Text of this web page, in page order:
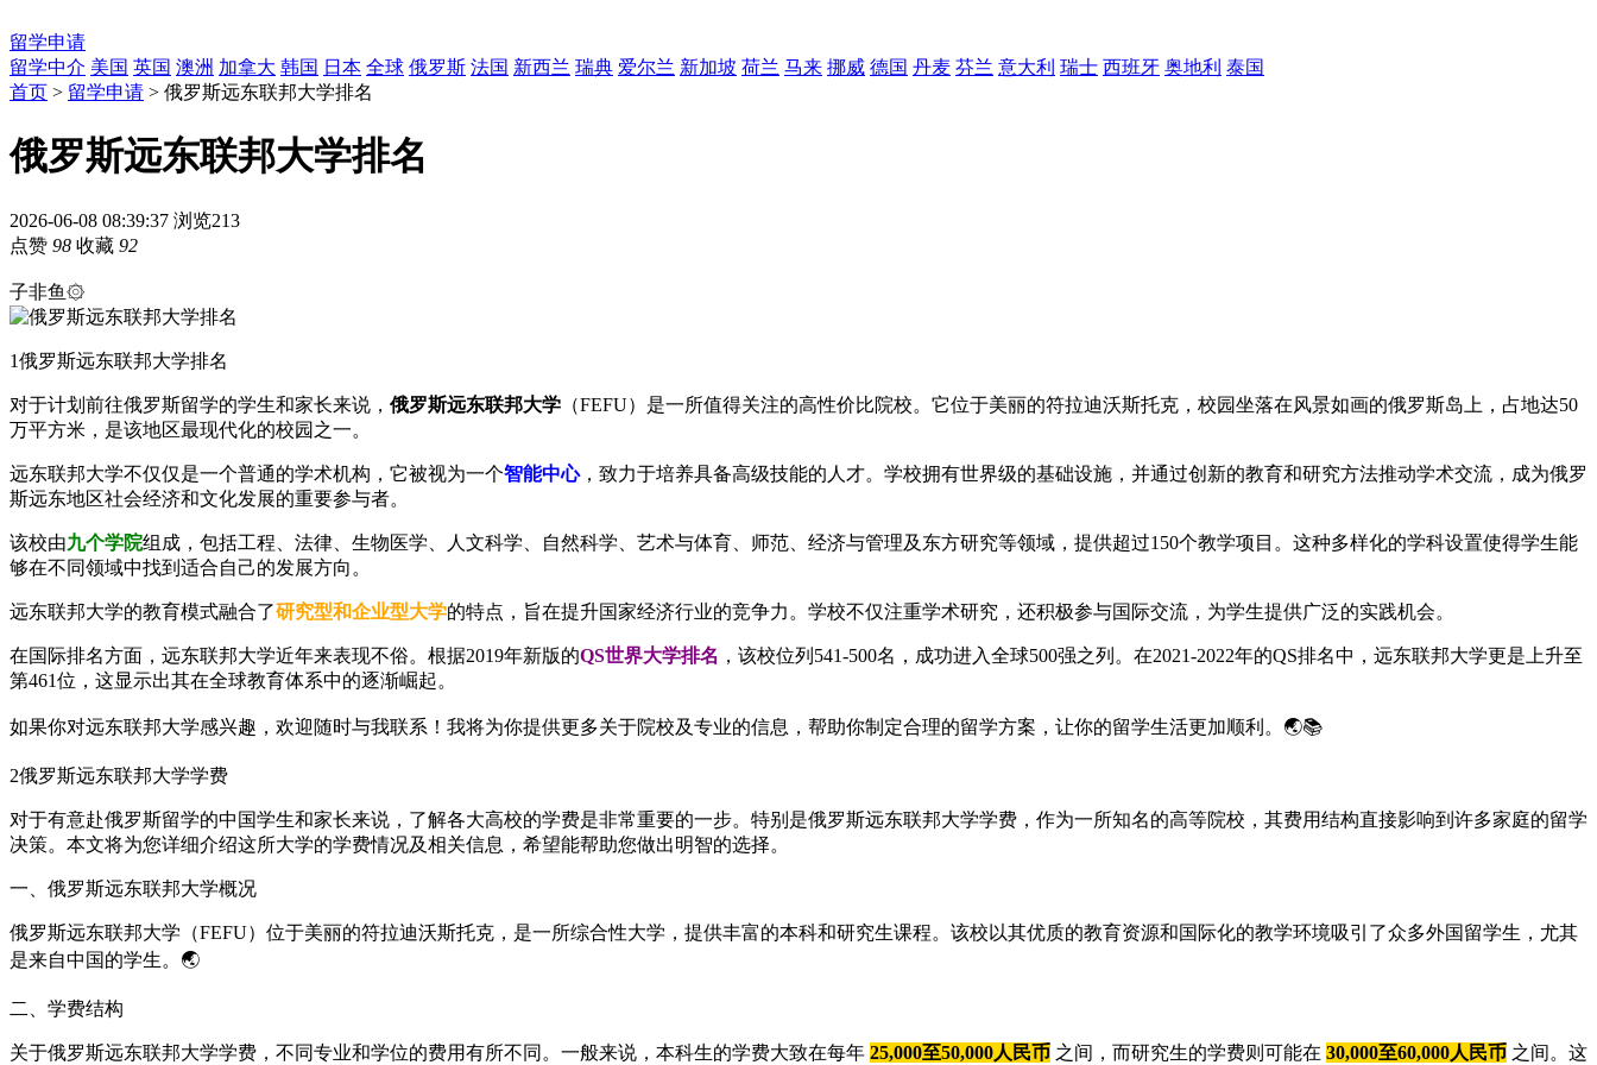
留学申请
留学中介 美国 英国 澳洲 加拿大 韩国 日本 全球 俄罗斯 法国 新西兰 瑞典 爱尔兰 新加坡 荷兰 马来 挪威 德国 丹麦 芬兰 意大利 瑞士 西班牙 奥地利 泰国
首页 > 留学申请 > 俄罗斯远东联邦大学排名
俄罗斯远东联邦大学排名
2026-06-08 08:39:37 浏览213
点赞 98 收藏 92
子非鱼۞
1俄罗斯远东联邦大学排名
对于计划前往俄罗斯留学的学生和家长来说， 俄罗斯远东联邦大学 （FEFU）是一所值得关注的高性价比院校。它位于美丽的符拉迪沃斯托克，校园坐落在风景如画的俄罗斯岛上，占地达50
万平方米，是该地区最现代化的校园之一。
远东联邦大学不仅仅是一个普通的学术机构，它被视为一个智能中心，致力于培养具备高级技能的人才。学校拥有世界级的基础设施，并通过创新的教育和研究方法推动学术交流，成为俄罗
斯远东地区社会经济和文化发展的重要参与者。
该校由九个学院组成，包括工程、法律、生物医学、人文科学、自然科学、艺术与体育、师范、经济与管理及东方研究等领域，提供超过150个教学项目。这种多样化的学科设置使得学生能
够在不同领域中找到适合自己的发展方向。
远东联邦大学的教育模式融合了研究型和企业型大学的特点，旨在提升国家经济行业的竞争力。学校不仅注重学术研究，还积极参与国际交流，为学生提供广泛的实践机会。
在国际排名方面，远东联邦大学近年来表现不俗。根据2019年新版的QS世界大学排名 ，该校位列541-500名，成功进入全球500强之列。在2021-2022年的QS排名中，远东联邦大学更是上升至
第461位，这显示出其在全球教育体系中的逐渐崛起。
如果你对远东联邦大学感兴趣，欢迎随时与我联系！我将为你提供更多关于院校及专业的信息，帮助你制定合理的留学方案，让你的留学生活更加顺利。🌏📚
2俄罗斯远东联邦大学学费
对于有意赴俄罗斯留学的中国学生和家长来说，了解各大高校的学费是非常重要的一步。特别是俄罗斯远东联邦大学学费，作为一所知名的高等院校，其费用结构直接影响到许多家庭的留学
决策。本文将为您详细介绍这所大学的学费情况及相关信息，希望能帮助您做出明智的选择。
一、俄罗斯远东联邦大学概况
俄罗斯远东联邦大学（FEFU）位于美丽的符拉迪沃斯托克，是一所综合性大学，提供丰富的本科和研究生课程。该校以其优质的教育资源和国际化的教学环境吸引了众多外国留学生，尤其
是来自中国的学生。🌏
二、学费结构
关于俄罗斯远东联邦大学学费，不同专业和学位的费用有所不同。一般来说，本科生的学费大致在每年 25,000至50,000人民币 之间，而研究生的学费则可能在 30,000至60,000人民币 之间。这